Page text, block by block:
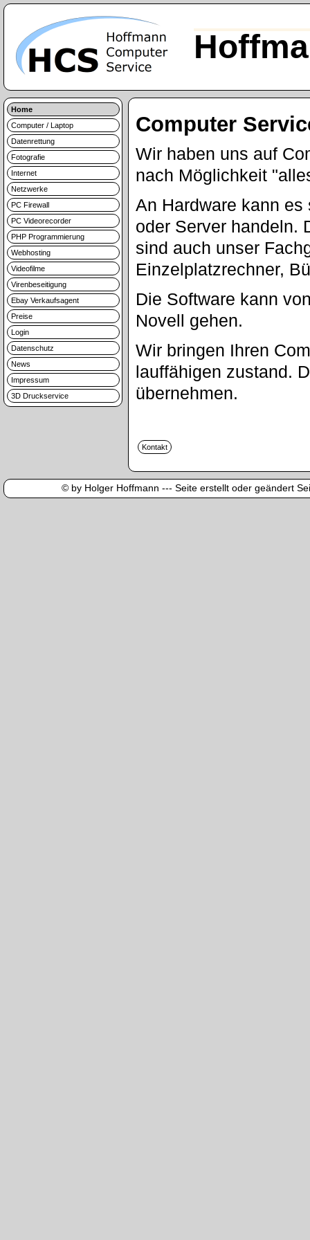
Home
Computer / Laptop
Datenrettung
Fotografie
Internet
Netzwerke
PC Firewall
PC Videorecorder
PHP Programmierung
Webhosting
Videofilme
Virenbeseitigung
Ebay Verkaufsagent
Preise
Login
Datenschutz
News
Impressum
3D Druckservice
Computer
Wir haben uns auf
nach Möglichkeit
An Hardware kann
oder Server handeln.
sind auch unser
Einzelplatzrechner,
Die Software kann
Novell gehen.
Wir bringen Ihren
lauffähigen zustand.
übernehmen.
© by Holger Hoffmann --- Seite erstellt oder geändert